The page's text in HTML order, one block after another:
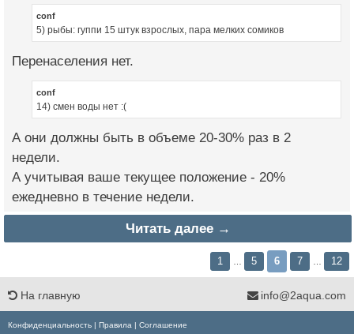
conf
5) рыбы: гуппи 15 штук взрослых, пара мелких сомиков
Перенаселения нет.
conf
14) смен воды нет :(
А они должны быть в объеме 20-30% раз в 2
недели.
А учитывая ваше текущее положение - 20%
ежедневно в течение недели.
Читать далее →
1 5 6 7 12
На главную info@2aqua.com
Конфиденциальность | Правила | Соглашение